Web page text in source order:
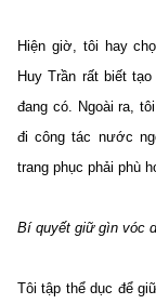
Hiện giờ, tôi hay
Huy Trần rất biết
đang có. Ngoài ra,
đi công tác nước
trang phục phải phù
Bí quyết giữ gìn vóc
Tôi tập thể dục để